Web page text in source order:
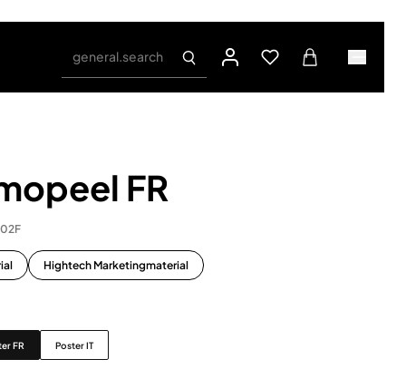
general.search
FR
Hightech Marketingmaterial
FR Poster IT